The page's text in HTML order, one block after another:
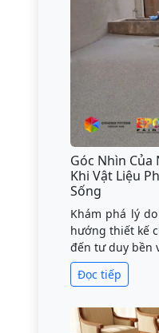
Góc Nhìn Của
Khi Vật Liệu
Sống
Khám phá lý
hướng thiết kế
đến tư duy bền
Đọc tiếp